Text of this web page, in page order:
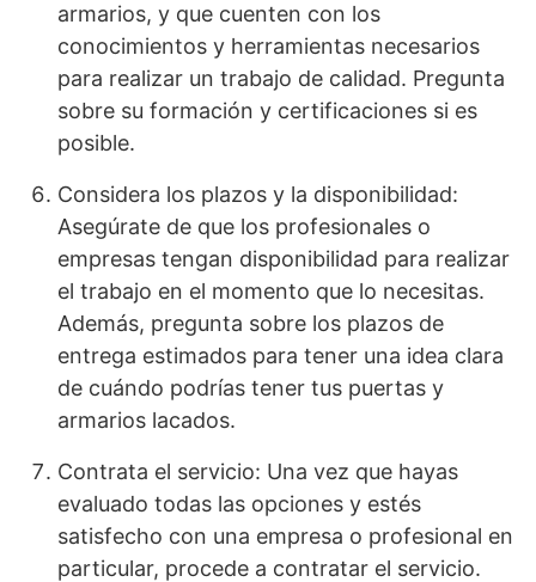
armarios, y que cuenten con los
conocimientos y herramientas necesarios
para realizar un trabajo de calidad. Pregunta
sobre su formación y certificaciones si es
posible.
Considera los plazos y la disponibilidad:
Asegúrate de que los profesionales o
empresas tengan disponibilidad para realizar
el trabajo en el momento que lo necesitas.
Además, pregunta sobre los plazos de
entrega estimados para tener una idea clara
de cuándo podrías tener tus puertas y
armarios lacados.
Contrata el servicio: Una vez que hayas
evaluado todas las opciones y estés
satisfecho con una empresa o profesional en
particular, procede a contratar el servicio.